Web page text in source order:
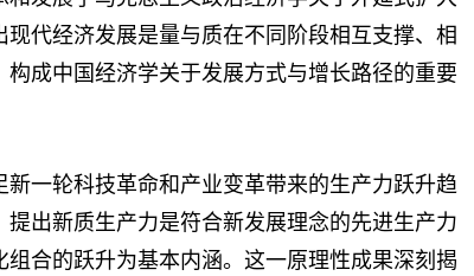
代经济发展是量与质在不同阶段相互支撑、相
成中国经济学关于发展方式与增长路径的重要
一轮科技革命和产业变革带来的生产力跃升趋
出新质生产力是符合新发展理念的先进生产力
合的跃升为基本内涵。这一原理性成果深刻揭